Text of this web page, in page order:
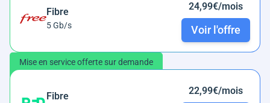
Fibre
5 Gb/s
24,99€/mois
Voir l'offre
Mise en service offerte sur demande
Fibre 22,99€/mois